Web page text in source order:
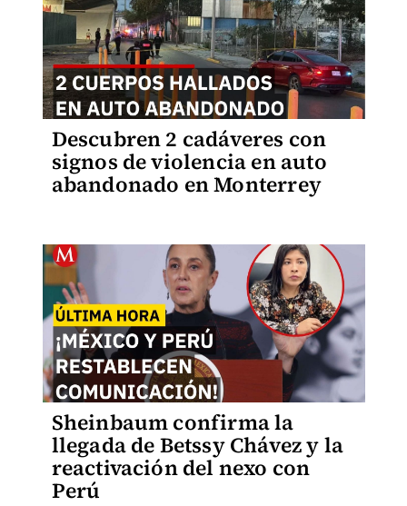
Descubren 2 cadáveres con
signos de violencia en auto
abandonado en Monterrey
Sheinbaum confirma la
llegada de Betssy Chávez y la
reactivación del nexo con
Perú